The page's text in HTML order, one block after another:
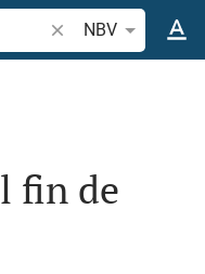
Buscar versículo
NBV
fin de